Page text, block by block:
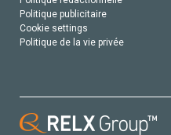
Politique publicitaire
Cookie settings
Politique de la vie privée